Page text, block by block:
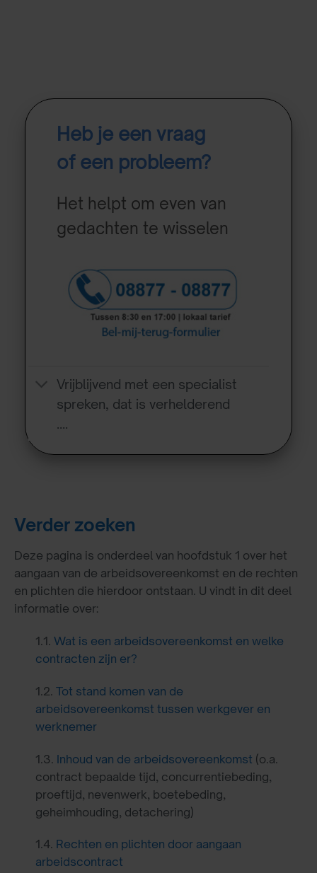
Heb je een vraag
of een probleem?
Het helpt om even van
gedachten te wisselen
Vrijblijvend met een specialist
spreken, dat is verhelderend
….
Verder zoeken
Deze pagina is onderdeel van hoofdstuk 1 over het
aangaan van de arbeidsovereenkomst en de rechten
en plichten die hierdoor ontstaan. U vindt in dit deel
informatie over:
1.1. Wat is een arbeidsovereenkomst en welke
contracten zijn er?
1.2. Tot stand komen van de
arbeidsovereenkomst tussen werkgever en
werknemer
1.3. Inhoud van de arbeidsovereenkomst (o.a.
contract bepaalde tijd, concurrentiebeding,
proeftijd, nevenwerk, boetebeding,
geheimhouding, detachering)
1.4. Rechten en plichten door aangaan
arbeidscontract